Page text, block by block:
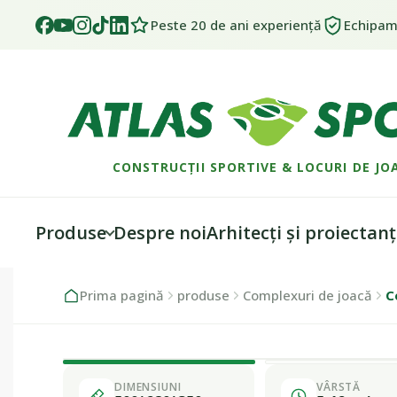
Peste 20 de ani experiență
CONSTRUCȚII SPORTIVE & LOCURI DE
Produse Despre noiArhitecți și
Prima pagină produse Complexuri de joacă
Fabricat în
DIMENSIUNI VÂRSTĂ